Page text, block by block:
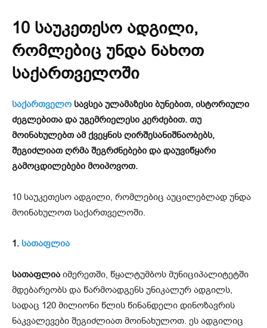
10 საუკეთესო ადგილი,
რომლებიც უნდა ნახოთ
საქართველოში
საქართველოსავსეა ულამაზესი ბუნებით, ისტორიული
ძეგლებითა და უგემრიელესი კერძებით. თუ
მოინახულებთ ამ ქვეყნის ღირშესანიშნაობებს,
შეგიძლიათ ღრმა შეგრძნებები და დაუვიწყარი
გამოცდილებები მოიპოვოთ.
10 საუკეთესო ადგილი, რომლებიც აუცილებლად უნდა
მოინახულოთ საქართველოში.
1. სათაფლია
სათაფლია იმერეთში, წყალტუმბოს მუნიციპალიტეტში
მდებარეობს და წარმოადგენს უნიკალურ ადგილს,
სადაც 120 მილიონი წლის წინანდელი დინოზავრის
ნაკვალევები შეგიძლიათ მოინახულოთ. ეს ადგილიც